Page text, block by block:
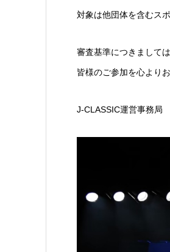
対象は他団体を含むス
審査基準につきましては
皆様のご参加を心より
J-CLASSIC運営事務局